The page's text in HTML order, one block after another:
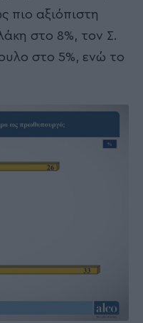
πιο αξιόπιστη
στο 8%, τον Σ.
στο 5%, ενώ το